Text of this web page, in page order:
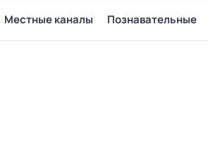
Местные каналы Познавательные